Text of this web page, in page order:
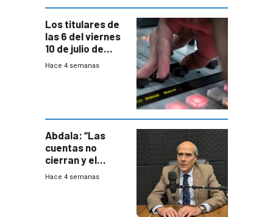
Los titulares de
las 6 del viernes
10 de julio de
2026
Hace 4 semanas
Abdala: “Las
cuentas no
cierran y el
balance del
Hace 4 semanas